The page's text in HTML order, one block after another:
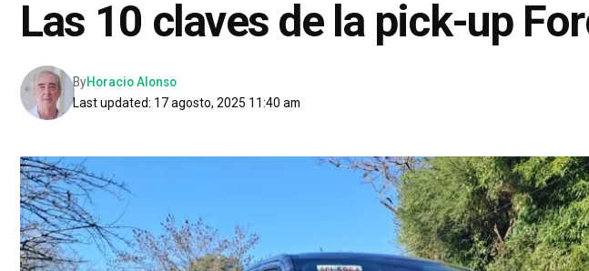
Las 10 claves de la pick-up
Last updated: 17 agosto, 2025 11:40 am
ByHoracio Alonso